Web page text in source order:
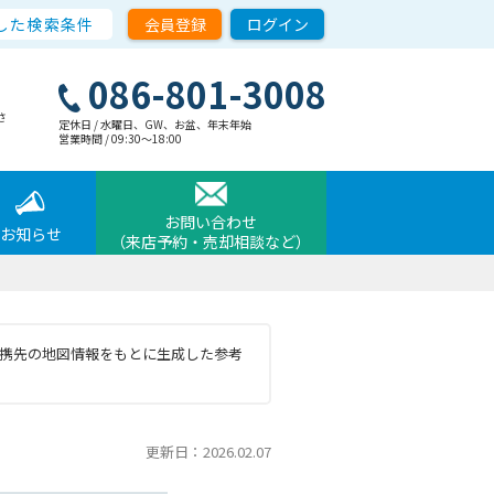
た検索条件 会員登録 ログイン
086-801-3008
定休日 / 水曜日、GW、お盆、年末年始
営業時間 / 09:30〜18:00
お知らせ
お問い合わせ
（来店予約・売却相談など）
先の地図情報をもとに生成した参考
更新日：2026.02.07